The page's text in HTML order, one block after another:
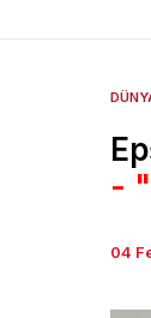
-
04